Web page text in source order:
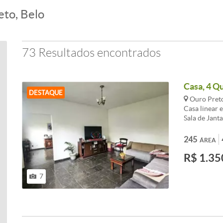
Belo
73 Resultados encontrados
DESTAQUE
7
Casa, 4
Ouro
Casa linear
Sala de
Área de
colonial.
quarto; °
Ardósia /
ÁREA
245
R$